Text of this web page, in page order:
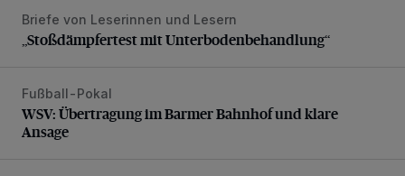
„Stoßdämpfertest mit Unterbodenbehandlung“
Briefe von Leserinnen und Lesern
„Stoßdämpfertest mit Unterbodenbehandlung“
WSV: Übertragung im Barmer Bahnhof und klare Ansage
Fußball-Pokal
WSV: Übertragung im Barmer Bahnhof und klare
Ansage